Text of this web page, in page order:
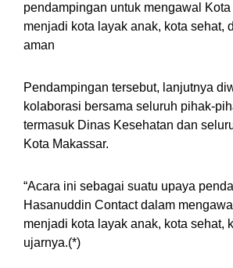
pendampingan untuk mengawal
menjadi kota layak anak, kota sehat,
aman
Pendampingan tersebut, lanjutnya
kolaborasi bersama seluruh pihak-
termasuk Dinas Kesehatan dan
Kota Makassar.
“Acara ini sebagai suatu upaya
Hasanuddin Contact dalam
menjadi kota layak anak, kota sehat,
ujarnya.(*)